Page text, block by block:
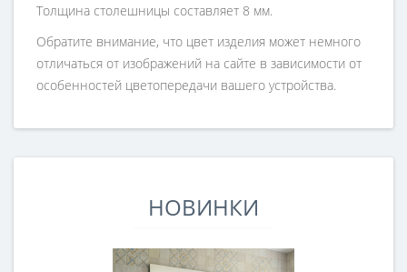
Толщина столешницы составляет 8 мм.
Обратите внимание, что цвет изделия может немного
отличаться от изображений на сайте в зависимости от
особенностей цветопередачи вашего устройства.
НОВИНКИ